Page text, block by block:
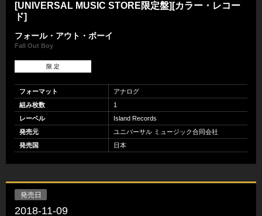
[UNIVERSAL MUSIC STORE限定盤][カラー・レコー
ド]
フォール・アウト・ボーイ
Fall Out Boy
限 定
フォーマット
アナログ
組み枚数
1
レーベル
Island Records
発売元
ユニバーサル ミュージック合同会社
発売国
日本
発売日
2018-11-09